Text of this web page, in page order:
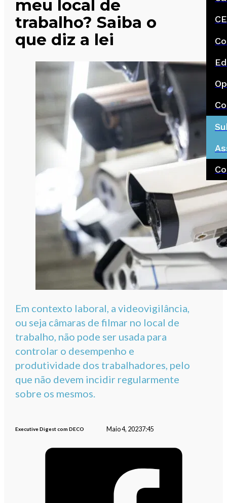
meu local de
trabalho? Saiba o
que diz a lei
Em contexto laboral, a videovigilância,
ou seja câmaras de filmar no local de
trabalho, não pode ser usada para
controlar o desempenho e
produtividade dos trabalhadores, pelo
que não devem incidir regularmente
sobre os mesmos.
Executive Digest com DECO Maio 4, 20237:45